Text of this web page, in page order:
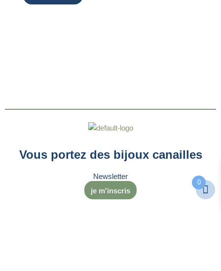
Vous portez des bijoux canailles
Newsletter
je m'inscris
0